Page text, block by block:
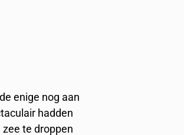
enige nog aan
hadden
te droppen